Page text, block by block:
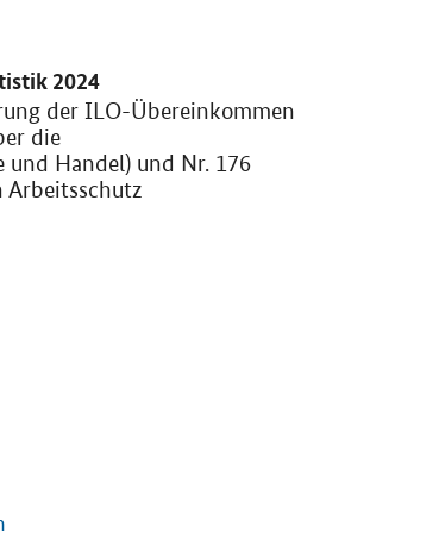
2024
der ILO-Übereinkommen
die
Handel) und Nr. 176
Arbeitsschutz